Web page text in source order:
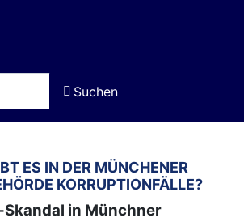
Suchen
ES IN DER MÜNCHENER
KORRUPTIONFÄLLE?
in Münchner